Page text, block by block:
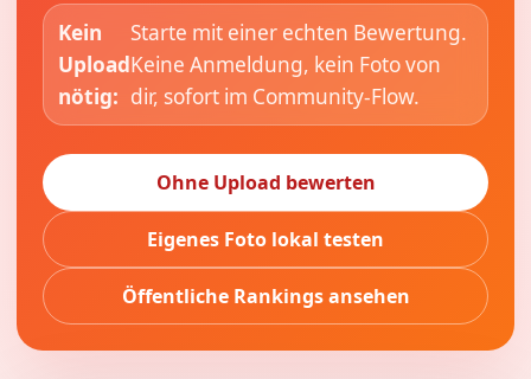
Kein
Upload
nötig:
Starte mit einer echten Bewertung.
Keine Anmeldung, kein Foto von
dir, sofort im Community-Flow.
Ohne Upload bewerten
Eigenes Foto lokal testen
Öffentliche Rankings ansehen